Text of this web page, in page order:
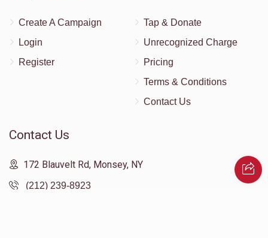
Create A Campaign
Login
Register
Tap & Donate
Unrecognized Charge
Pricing
Terms & Conditions
Contact Us
Contact Us
172 Blauvelt Rd, Monsey, NY
(212) 239-8923